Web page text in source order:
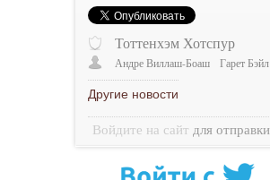
Тоттенхэм Хотспур
Андре Виллаш-Боаш Гарет Бэйл
Другие новости
Войдите на сайт для